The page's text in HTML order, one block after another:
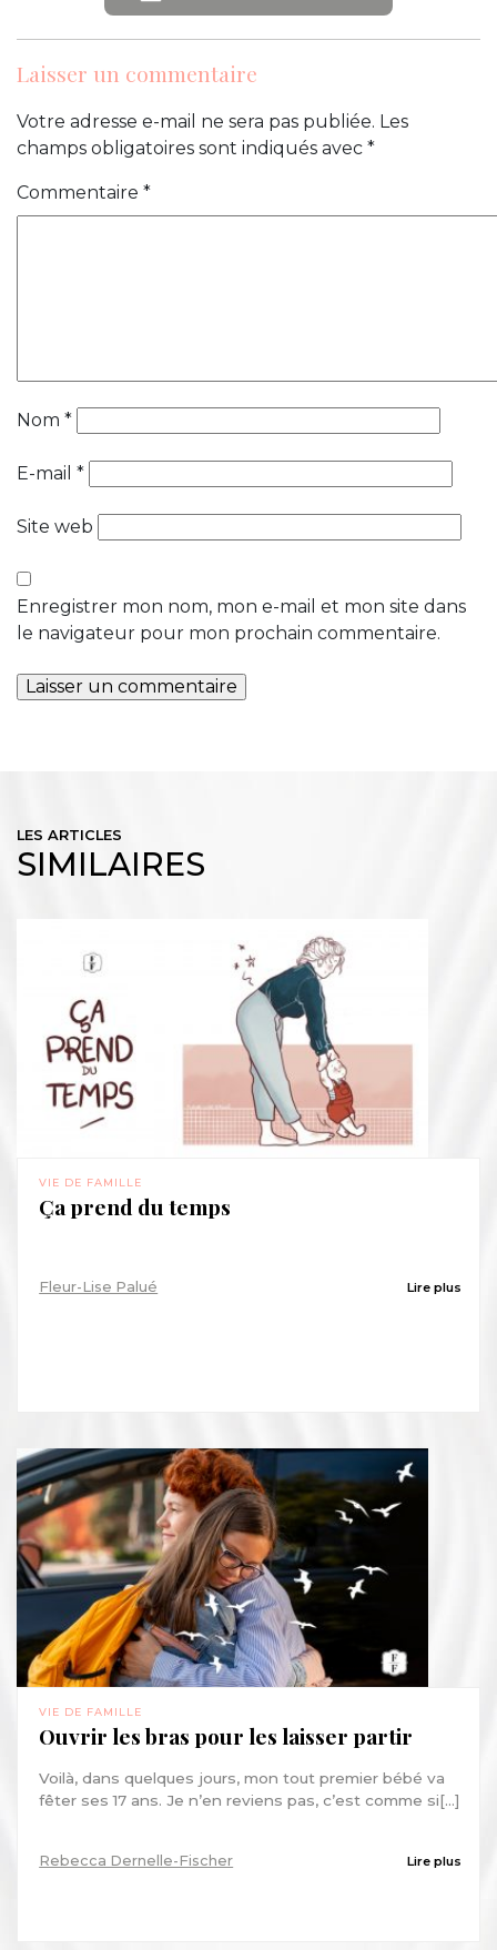
Laisser un commentaire
Votre adresse e-mail ne sera pas publiée. Les
champs obligatoires sont indiqués avec *
Commentaire *
Nom *
E-mail *
Site web
Enregistrer mon nom, mon e-mail et mon site dans
le navigateur pour mon prochain commentaire.
LES ARTICLES
SIMILAIRES
VIE DE FAMILLE
Ça prend du temps
Fleur-Lise Palué Lire plus
VIE DE FAMILLE
Ouvrir les bras pour les laisser partir
Voilà, dans quelques jours, mon tout premier bébé va
fêter ses 17 ans. Je n’en reviens pas, c’est comme si[...]
Rebecca Dernelle-Fischer Lire plus